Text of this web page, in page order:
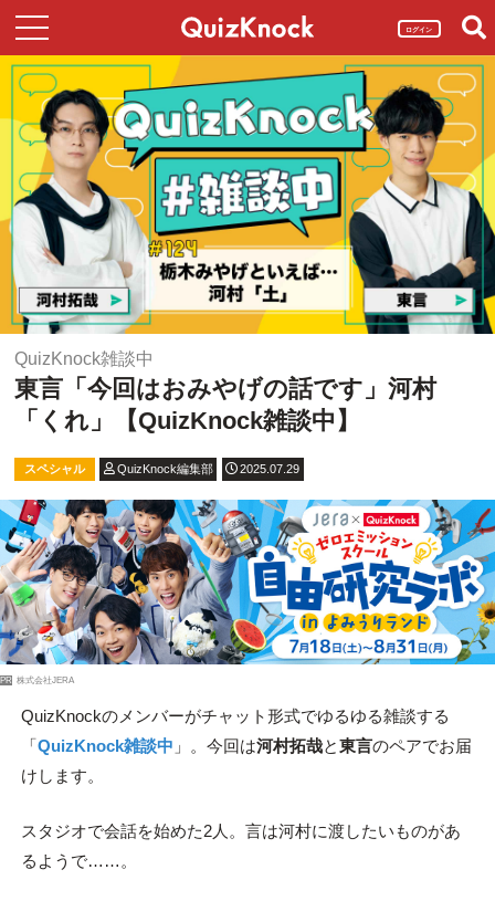
ログイン
QuizKnock雑談中
東言「今回はおみやげの話です」河村
「くれ」【QuizKnock雑談中】
スペシャル QuizKnock編集部 2025.07.29
PR 株式会社JERA
QuizKnockのメンバーがチャット形式でゆるゆる雑談する
「QuizKnock雑談中 」。今回は河村拓哉と東言のペアでお届
けします。
スタジオで会話を始めた2人。言は河村に渡したいものがあ
るようで……。